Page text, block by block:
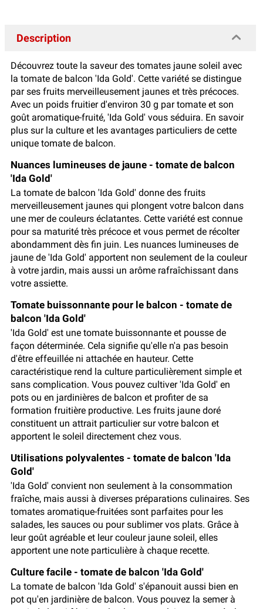
Description
Découvrez toute la saveur des tomates jaune soleil avec
la tomate de balcon 'Ida Gold'. Cette variété se distingue
par ses fruits merveilleusement jaunes et très précoces.
Avec un poids fruitier d'environ 30 g par tomate et son
goût aromatique-fruité, 'Ida Gold' vous séduira. En savoir
plus sur la culture et les avantages particuliers de cette
unique tomate de balcon.
Nuances lumineuses de jaune - tomate de balcon
'Ida Gold'
La tomate de balcon 'Ida Gold' donne des fruits
merveilleusement jaunes qui plongent votre balcon dans
une mer de couleurs éclatantes. Cette variété est connue
pour sa maturité très précoce et vous permet de récolter
abondamment dès fin juin. Les nuances lumineuses de
jaune de 'Ida Gold' apportent non seulement de la couleur
à votre jardin, mais aussi un arôme rafraîchissant dans
votre assiette.
Tomate buissonnante pour le balcon - tomate de
balcon 'Ida Gold'
'Ida Gold' est une tomate buissonnante et pousse de
façon déterminée. Cela signifie qu'elle n'a pas besoin
d'être effeuillée ni attachée en hauteur. Cette
caractéristique rend la culture particulièrement simple et
sans complication. Vous pouvez cultiver 'Ida Gold' en
pots ou en jardinières de balcon et profiter de sa
formation fruitière productive. Les fruits jaune doré
constituent un attrait particulier sur votre balcon et
apportent le soleil directement chez vous.
Utilisations polyvalentes - tomate de balcon 'Ida
Gold'
'Ida Gold' convient non seulement à la consommation
fraîche, mais aussi à diverses préparations culinaires. Ses
tomates aromatique-fruitées sont parfaites pour les
salades, les sauces ou pour sublimer vos plats. Grâce à
leur goût agréable et leur couleur jaune soleil, elles
apportent une note particulière à chaque recette.
Culture facile - tomate de balcon 'Ida Gold'
La tomate de balcon 'Ida Gold' s'épanouit aussi bien en
pot qu'en jardinière de balcon. Vous pouvez la semer à